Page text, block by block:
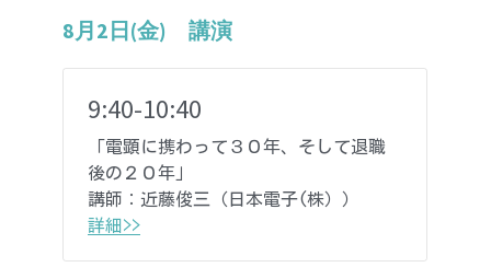
8月2日(金)　講演
9:40-10:40
「電顕に携わって３０年、そして退職
後の２０年」
講師：近藤俊三（日本電子(株））
詳細>>